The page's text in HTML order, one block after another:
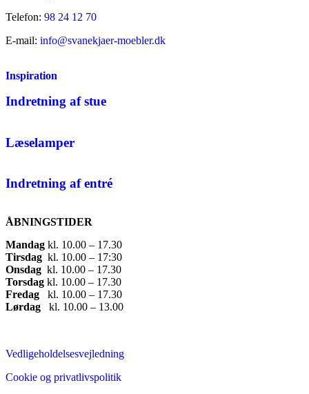
Telefon: 98 24 12 70
E-mail: info@svanekjaer-moebler.dk
Inspiration
Indretning af stue
Læselamper
Indretning af entré
ÅBNINGSTIDER
Mandag ​ kl. 10.00 – 17.30​
Tirsdag ​ kl. 10.00 – 17:30​
Onsdag ​ kl. 10.00 – 17.30​
Torsdag ​ kl. 10.00 – 17.30​
Fredag ​ kl. 10.00 – 17.30​
Lørdag ​ kl. 10.00 – 13.00
Vedligeholdelsesvejledning
Cookie og privatlivspolitik